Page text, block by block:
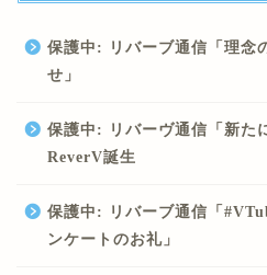
保護中: リバーブ通信「理念
せ」
保護中: リバーヴ通信「新た
ReverV誕生
保護中: リバーブ通信「
ンケートのお礼」